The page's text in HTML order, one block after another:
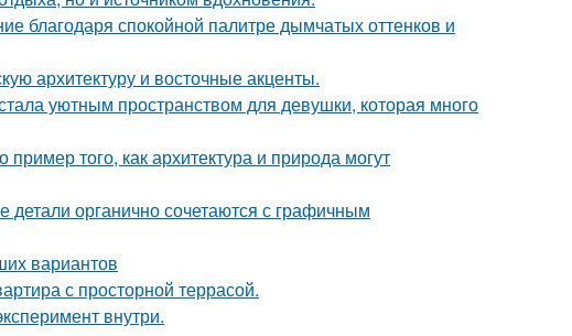
благодаря спокойной палитре дымчатых оттенков и
архитектуру и восточные акценты.
уютным пространством для девушки, которая много
того, как архитектура и природа могут
органично сочетаются с графичным
вариантов
с просторной террасой.
внутри.